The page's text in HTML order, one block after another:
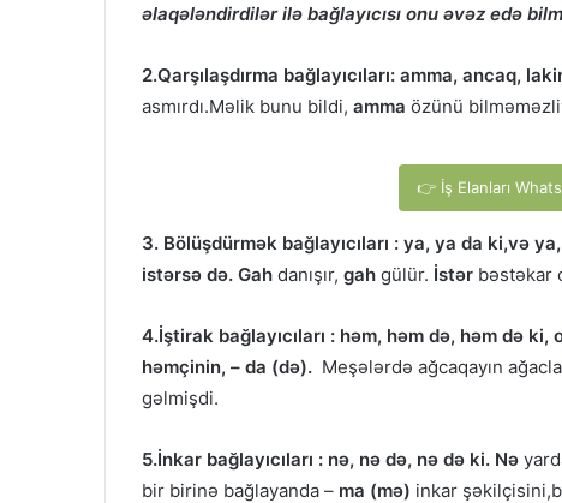
əlaqələndirdilər ilə bağlayıcısı onu əvəz edə
2.Qarşılaşdırma bağlayıcıları: amma, ancaq,
asmırdı.Məlik bunu bildi, amma özünü
👉 İş Elanları
3. Bölüşdürmək bağlayıcıları : ya, ya da ki,və
istərsə də. Gah danışır, gah gülür. İstər bəstəkar
4.İştirak bağlayıcıları : həm, həm də, həm də
həmçinin, – da (də). Meşələrdə ağcaqayın
gəlmişdi.
5.İnkar bağlayıcıları : nə, nə də, nə də ki. Nə
bir birinə bağlayanda – ma (mə) inkar